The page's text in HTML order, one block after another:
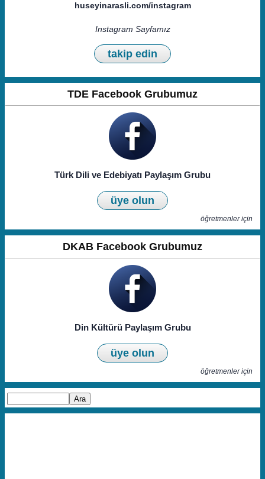
huseyinarasli.com/instagram
Instagram Sayfamız
takip edin
TDE Facebook Grubumuz
Türk Dili ve Edebiyatı Paylaşım Grubu
üye olun
öğretmenler için
DKAB Facebook Grubumuz
Din Kültürü Paylaşım Grubu
üye olun
öğretmenler için